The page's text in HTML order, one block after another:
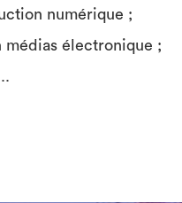
numérique ;
médias électronique ;